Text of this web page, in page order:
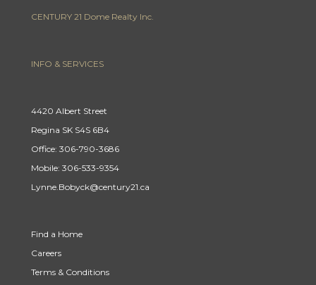
CENTURY 21 Dome Realty Inc.
INFO & SERVICES
4420 Albert Street
Regina SK S4S 6B4
Office: 306-790-3686
Mobile: 306-533-9354
Lynne.Bobyck@century21.ca
Find a Home
Careers
Terms & Conditions